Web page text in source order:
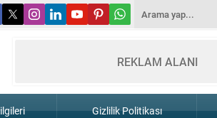
REKLAM ALANI
Gizlilik Politikası